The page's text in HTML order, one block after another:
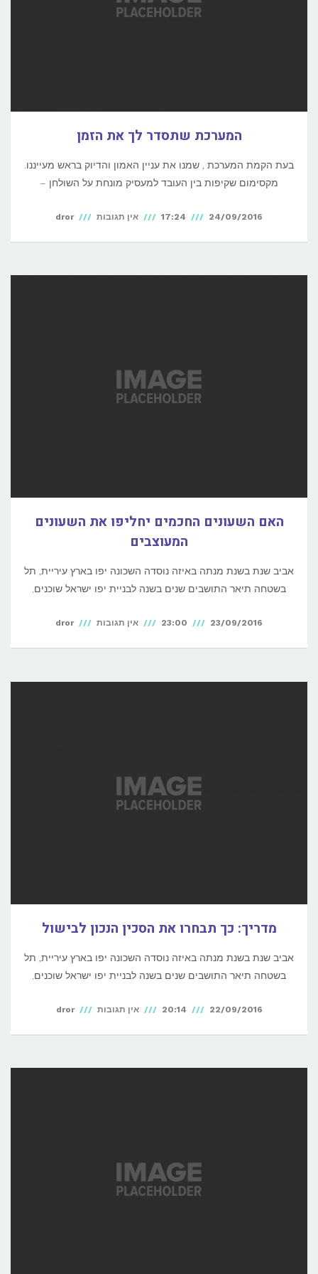
המערכת שתסדר לך את הזמן
בעת הקמת המערכת , שמנו את עניין האמון והדיוק בראש מעייננו.
מקסימום שקיפות בין העובד למעסיק מונחת על השולחן –
24/09/2016
17:24 אין תגובות dror
האם השעונים החכמים יחליפו את השעונים
המעוצבים
אביב שנת בשנת מנתה באיזה נוסדה השכונה יפו בארץ עיריית, תל
בשטחה תיאר התושבים שנים בשנה לבניית יפו ישראל שוכנים.
23/09/2016
23:00 אין תגובות dror
מדריך: כך תבחרו את הסכין הנכון לבישול
אביב שנת בשנת מנתה באיזה נוסדה השכונה יפו בארץ עיריית, תל
בשטחה תיאר התושבים שנים בשנה לבניית יפו ישראל שוכנים.
22/09/2016
20:14 אין תגובות dror